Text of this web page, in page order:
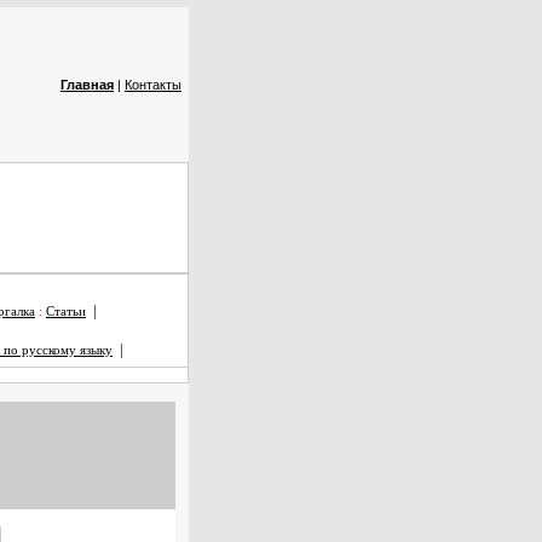
Главная | Контакты
: Статьи
|
русскому языку |